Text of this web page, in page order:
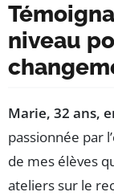
niveau
Marie, 32 ans,
passionnée par
de mes élèves
ateliers sur le